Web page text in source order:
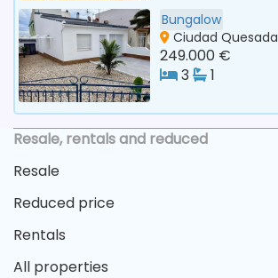
Bungalow
Ciudad Quesada
249.000 €
3
1
Resale, rentals and reduced
Resale
Reduced price
Rentals
All properties